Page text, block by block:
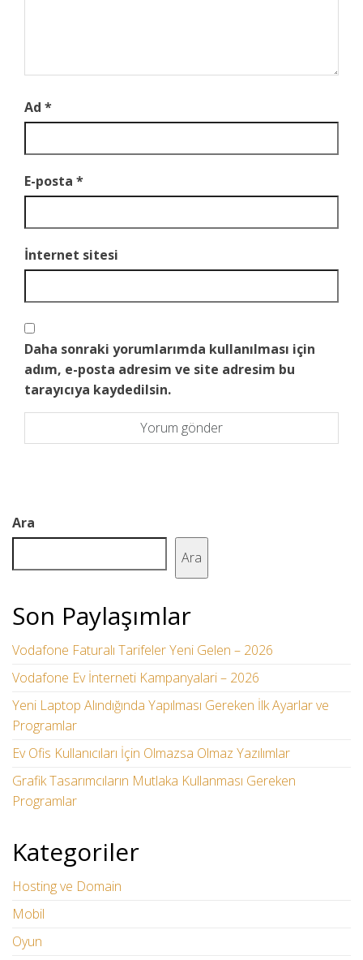
Ad *
E-posta *
İnternet sitesi
Daha sonraki yorumlarımda kullanılması için
adım, e-posta adresim ve site adresim bu
tarayıcıya kaydedilsin.
Ara
Ara
Son Paylaşımlar
Vodafone Faturalı Tarifeler Yeni Gelen – 2026
Vodafone Ev İnterneti Kampanyalari – 2026
Yeni Laptop Alındığında Yapılması Gereken İlk Ayarlar ve
Programlar
Ev Ofis Kullanıcıları İçin Olmazsa Olmaz Yazılımlar
Grafik Tasarımcıların Mutlaka Kullanması Gereken
Programlar
Kategoriler
Hosting ve Domain
Mobil
Oyun